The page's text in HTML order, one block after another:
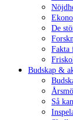
De
Fakta
Budskap &
Så